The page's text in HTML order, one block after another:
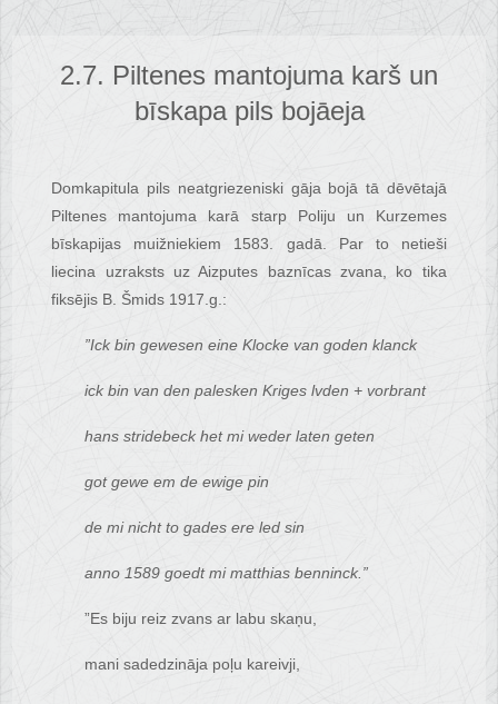
2.7. Piltenes mantojuma karš un
bīskapa pils bojāeja
Domkapitula pils neatgriezeniski gāja bojā tā dēvētajā
Piltenes mantojuma karā starp Poliju un Kurzemes
bīskapijas muižniekiem 1583. gadā. Par to netieši
liecina uzraksts uz Aizputes baznīcas zvana, ko tika
fiksējis B. Šmids 1917.g.:
”Ick bin gewesen eine Klocke van goden klanck
ick bin van den palesken Kriges lvden + vorbrant
hans stridebeck het mi weder laten geten
got gewe em de ewige pin
de mi nicht to gades ere led sin
anno 1589 goedt mi matthias benninck.”
”Es biju reiz zvans ar labu skaņu,
mani sadedzināja poļu kareivji,